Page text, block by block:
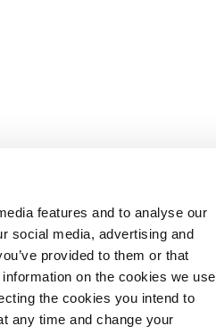
features and to analyse our
social media, advertising and
provided to them or that
on the cookies we use
the cookies you intend to
any time and change your
GÉNÉRALES DE VENTE
ET SÉCURITÉ
GÉNÉRALES D'UTILISATION